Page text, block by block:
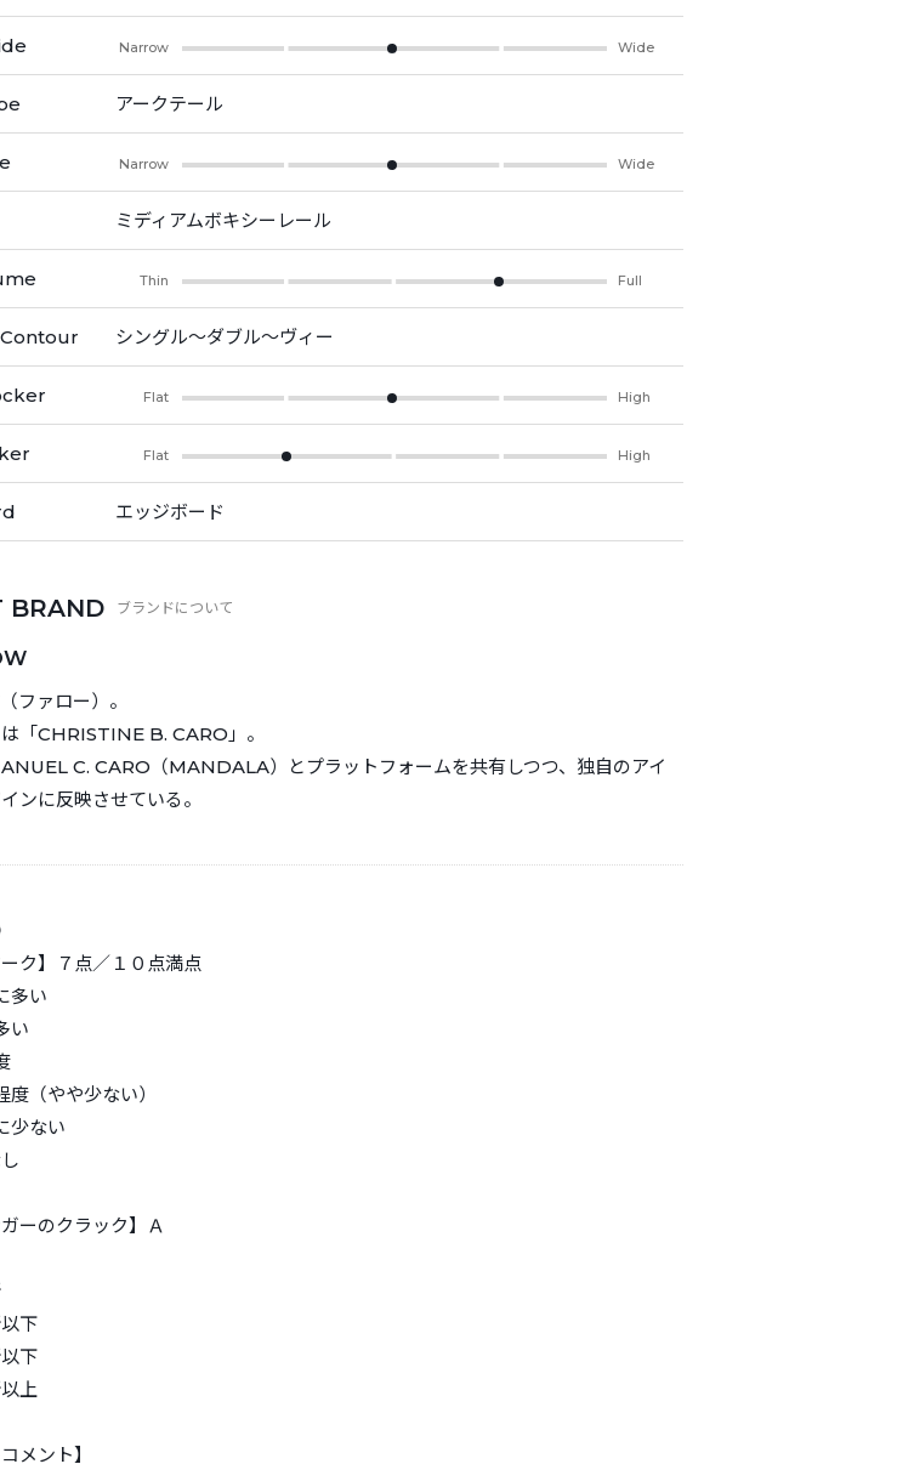
Narrow Wide
アークテール
Narrow Wide
ミディアムボキシーレール
Thin Full
シングル〜ダブル～ヴィー
Flat High
Flat High
エッジボード
BRAND
ファロー）。
「CHRISTINE B. CARO」。
C. CARO（MANDALA）とプラットフォームを共有しつつ、独自のアイ
ンに反映させている。
ーク】７点／１０点満点
多い
い
度（やや少ない）
少ない
ガーのクラック】Ａ
下
下
上
メント】